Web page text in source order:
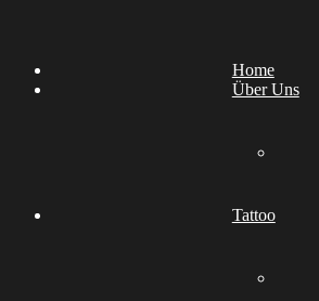
Home
Über Uns
Tattoo